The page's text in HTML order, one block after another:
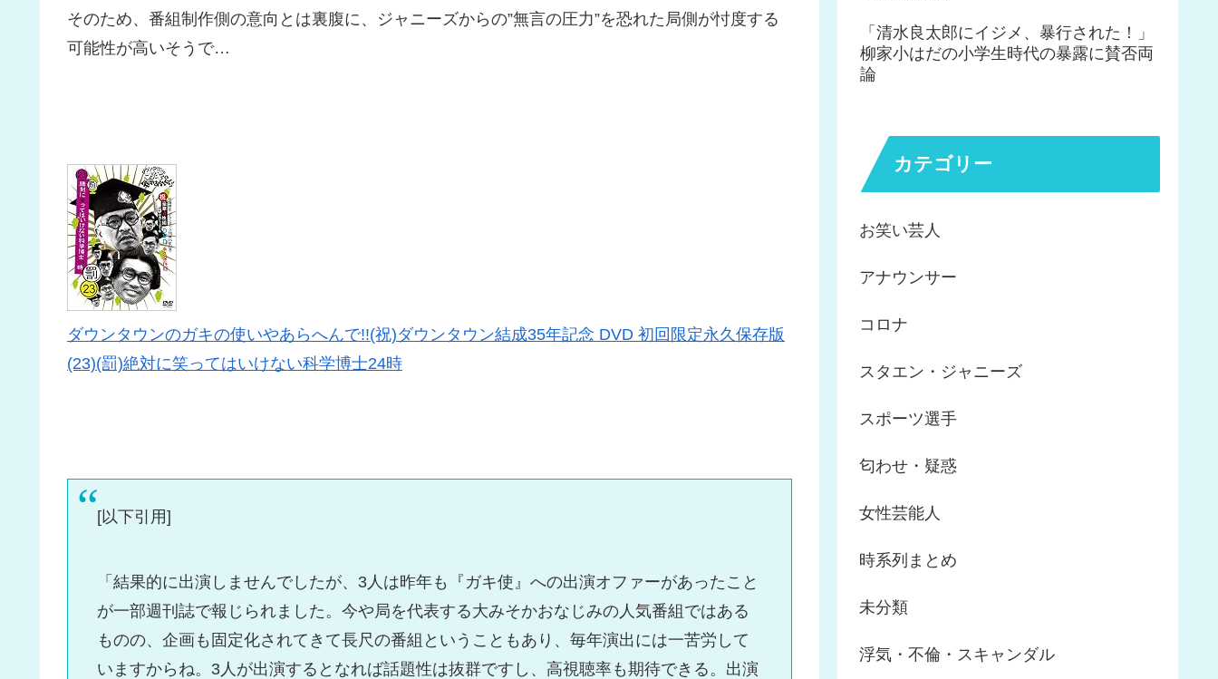
そのため、番組制作側の意向とは裏腹に、ジャニーズからの”無言の圧力”を恐れた局側が忖度する
可能性が高いそうで…
ダウンタウンのガキの使いやあらへんで!!(祝)ダウンタウン結成35年記念 DVD 初回限定永久保存版
(23)(罰)絶対に笑ってはいけない科学博士24時
[以下引用]
「結果的に出演しませんでしたが、3人は昨年も『ガキ使』への出演オファーがあったこと
が一部週刊誌で報じられました。今や局を代表する大みそかおなじみの人気番組ではある
ものの、企画も固定化されてきて長尺の番組ということもあり、毎年演出には一苦労して
いますからね。3人が出演するとなれば話題性は抜群ですし、高視聴率も期待できる。出演
「清水良太郎にイジメ、暴行された！」
柳家小はだの小学生時代の暴露に賛否両
論
カテゴリー
お笑い芸人
アナウンサー
コロナ
スタエン・ジャニーズ
スポーツ選手
匂わせ・疑惑
女性芸能人
時系列まとめ
未分類
浮気・不倫・スキャンダル